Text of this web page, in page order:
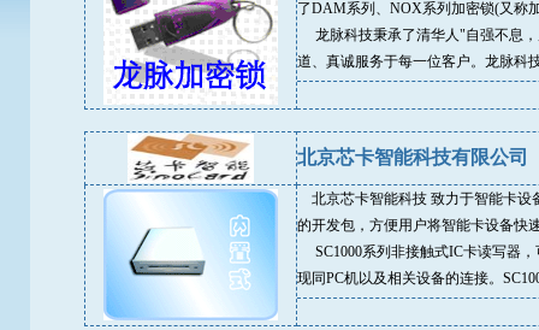
了DAM系列、NOX系列加密锁(又称
龙脉科技秉承了清华人"自强不息，
道、真诚服务于每一位客户。龙脉科
北京芯卡智能科技有限公司
北京芯卡智能科技 致力于智能卡设
的开发包，方便用户将智能卡设备快
SC1000系列非接触式IC卡读写器，
现同PC机以及相关设备的连接。